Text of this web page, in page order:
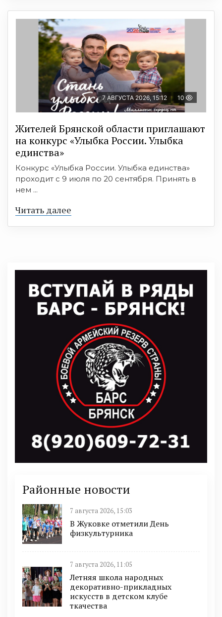
7 АВГУСТА 2026, 15:12 10
Жителей Брянской области приглашают
на конкурс «Улыбка России. Улыбка
единства»
Конкурс «Улыбка России. Улыбка единства»
проходит с 9 июля по 20 сентября. Принять в
нем ...
Читать далее
Районные новости
7 августа 2026, 15:03
В Жуковке отметили День
физкультурника
7 августа 2026, 11:05
Летняя школа народных
декоративно-прикладных
искусств в детском клубе
ткачества